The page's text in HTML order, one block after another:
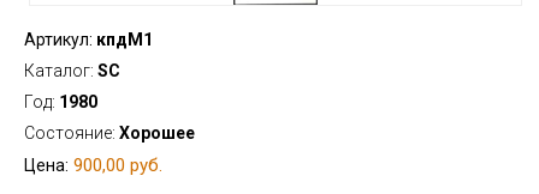
Артикул: кпдМ1
Каталог: SC
Год: 1980
Состояние: Хорошее
Цена: 900,00 руб.